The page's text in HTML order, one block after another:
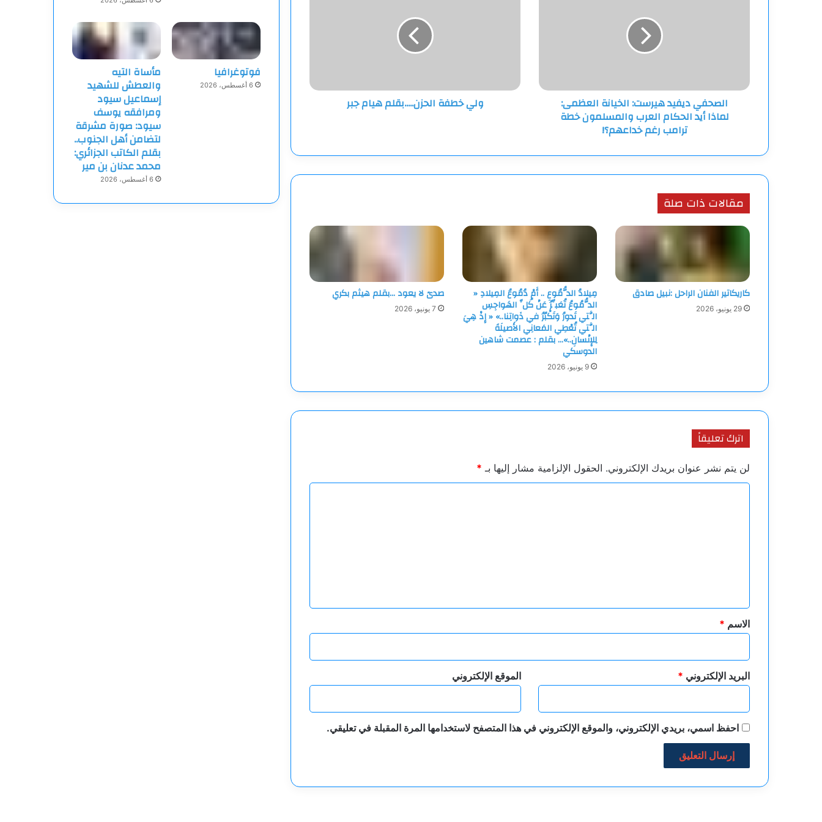
العرب
والمسلمون
خداعهم؟!
الصحفي ديفيد هيرست: الخيانة العظمى:
لماذا أيد الحكام العرب والمسلمون خطة
ترامب رغم خداعهم؟!
ولي خطفة الحزن.....بقلم هيام جبر
مقالات ذات صلة
كاريكاتير الفنان الراحل :نبيل صادق
29 يونيو، 2026
مِيلادُ الدُّمُوعِ .. أَمْ دُمُوعُ المِيلادِ «
الدُّمُوعُ تُعَبِّرُ عَنْ كُلِّ الهَواجِسِ
الَّتي تَدورُ وَتَكْبُرُ في ذَواتِنا..» « إِذْ هِيَ
الَّتي تُعْطِي المَعانِي الأَصيلَةَ
لِلإِنْسانِ..»… بقلم : عصمت شاهين
الدوسكي
9 يونيو، 2026
صدىً لا يعود …بقلم هيثم بكري
7 يونيو، 2026
اترك تعليقاً
لن يتم نشر عنوان بريدك الإلكتروني. الحقول الإلزامية مشار إليها بـ *
*
الاسم *
البريد الإلكتروني * الموقع الإلكتروني
احفظ اسمي، بريدي الإلكتروني، والموقع الإلكتروني في هذا المتصفح لاستخدامها المرة المقبلة في تعليقي.
فوتوغرافيا
6 أغسطس، 2026
مأساة التيه
والعطش للشهيد
إسماعيل سيود
ومرافقه يوسف
سيود: صورة مشرقة
لتضامن أهل الجنوب..
بقلم الكاتب الجزائري:
محمد عدنان بن مير
6 أغسطس، 2026